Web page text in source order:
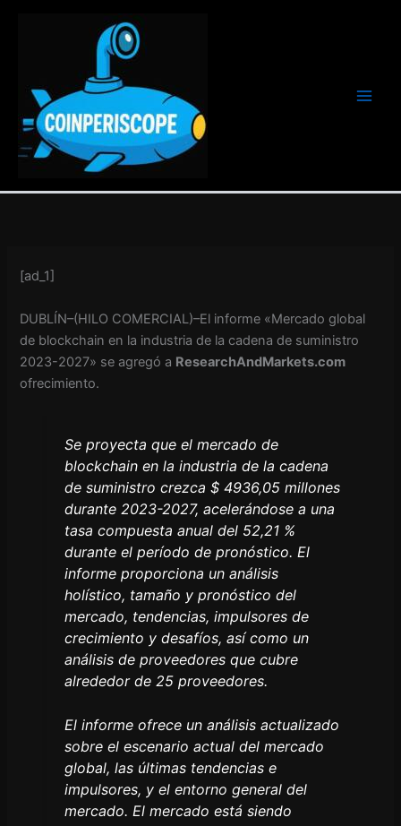
[ad_1]
DUBLÍN–(HILO COMERCIAL)–El informe «Mercado global
de blockchain en la industria de la cadena de suministro
2023-2027» se agregó a ResearchAndMarkets.com
ofrecimiento.
Se proyecta que el mercado de
blockchain en la industria de la cadena
de suministro crezca $ 4936,05 millones
durante 2023-2027, acelerándose a una
tasa compuesta anual del 52,21 %
durante el período de pronóstico. El
informe proporciona un análisis
holístico, tamaño y pronóstico del
mercado, tendencias, impulsores de
crecimiento y desafíos, así como un
análisis de proveedores que cubre
alrededor de 25 proveedores.
El informe ofrece un análisis actualizado
sobre el escenario actual del mercado
global, las últimas tendencias e
impulsores, y el entorno general del
mercado. El mercado está siendo